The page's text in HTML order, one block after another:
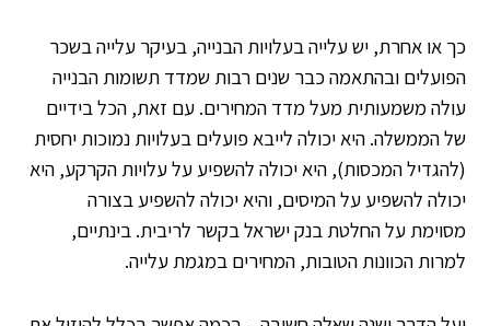
כך או אחרת, יש עלייה בעלויות הבנייה, בעיקר עלייה בשכר
הפועלים ובהתאמה כבר שנים רבות שמדד תשומות הבנייה
עולה משמעותית מעל מדד המחירים. עם זאת, הכל בידיים
של הממשלה. היא יכולה לייבא פועלים בעלויות נמוכות יחסית
(להגדיל המכסות), היא יכולה להשפיע על עלויות הקרקע, היא
יכולה להשפיע על המיסים, והיא יכולה להשפיע בצורה
מסוימת על החלטת בנק ישראל בקשר לריבית. בינתיים,
למרות הכוונות הטובות, המחירים במגמת עלייה.